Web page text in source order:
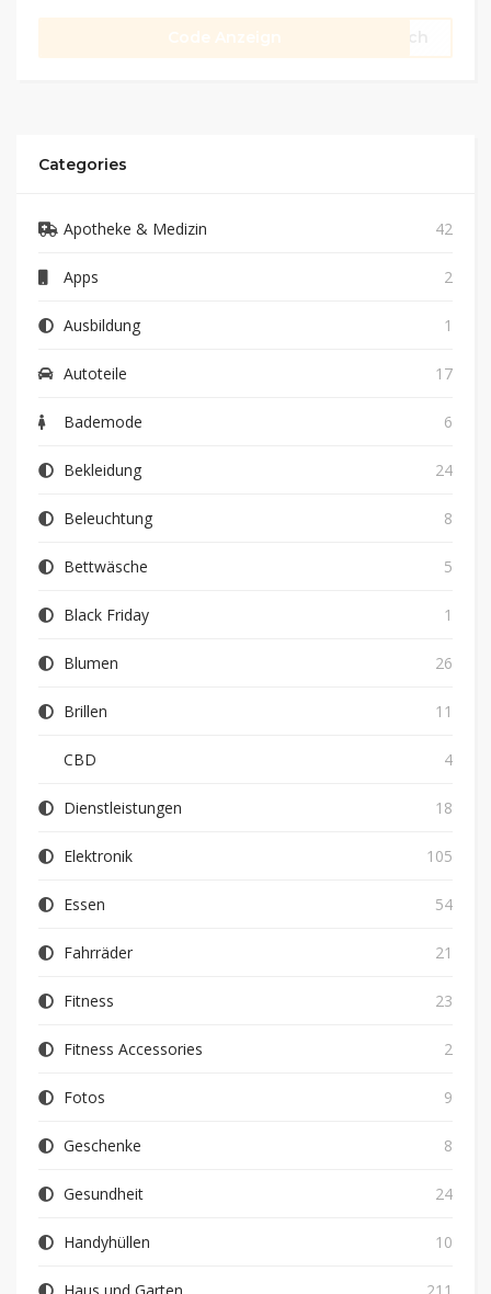
Categories
Apotheke & Medizin 42
Apps 2
Ausbildung 1
Autoteile 17
Bademode 6
Bekleidung 24
Beleuchtung 8
Bettwäsche 5
Black Friday 1
Blumen 26
Brillen 11
CBD 4
Dienstleistungen 18
Elektronik 105
Essen 54
Fahrräder 21
Fitness 23
Fitness Accessories 2
Fotos 9
Geschenke 8
Gesundheit 24
Handyhüllen 10